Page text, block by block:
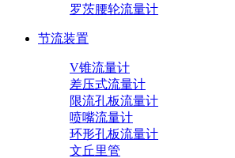
罗茨腰轮流量计
节流装置
V锥流量计
差压式流量计
限流孔板流量计
喷嘴流量计
环形孔板流量计
文丘里管